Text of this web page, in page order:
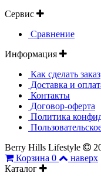
Сервис
Сравнение
Информация
Как сделать заказ
Доставка и
Контакты
Договор-оферта
Политика
Berry Hills Lifestyle
Корзина 0
наверх
Каталог